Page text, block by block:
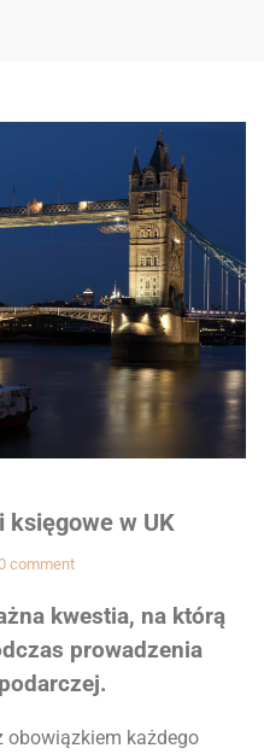
księgowe w UK
comment
kwestia, na którą
prowadzenia
obowiązkiem każdego